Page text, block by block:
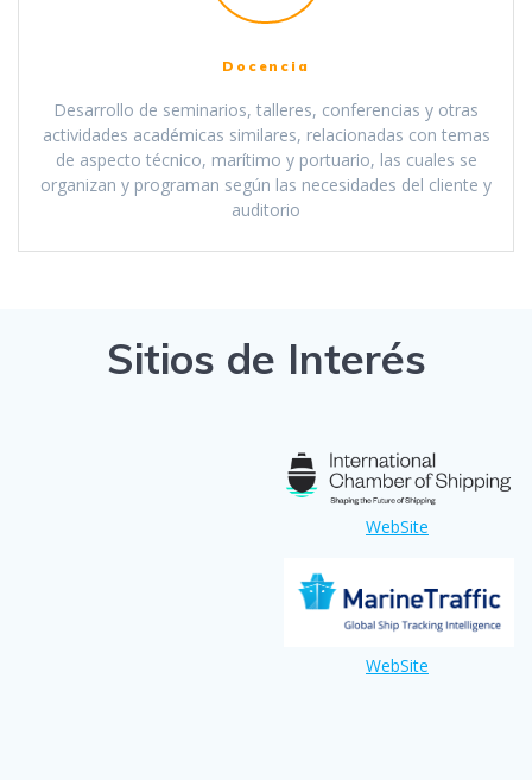
Docencia
Desarrollo de seminarios, talleres, conferencias y otras
actividades académicas similares, relacionadas con temas
de aspecto técnico, marítimo y portuario, las cuales se
organizan y programan según las necesidades del cliente y
auditorio
Sitios de Interés
WebSite
WebSite